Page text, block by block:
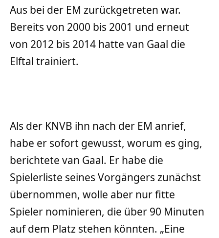
Aus bei der EM zurückgetreten war.
Bereits von 2000 bis 2001 und erneut
von 2012 bis 2014 hatte van Gaal die
Elftal trainiert.
Als der KNVB ihn nach der EM anrief,
habe er sofort gewusst, worum es ging,
berichtete van Gaal. Er habe die
Spielerliste seines Vorgängers zunächst
übernommen, wolle aber nur fitte
Spieler nominieren, die über 90 Minuten
auf dem Platz stehen könnten. „Eine